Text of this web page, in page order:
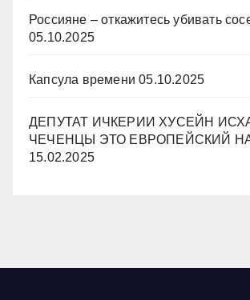
Россияне – откажитесь убивать
05.10.2025
Капсула времени 05.10.2025
ДЕПУТАТ ИЧКЕРИИ ХУСЕЙН
ЧЕЧЕНЦЫ ЭТО ЕВРОПЕЙСКИЙ
15.02.2025